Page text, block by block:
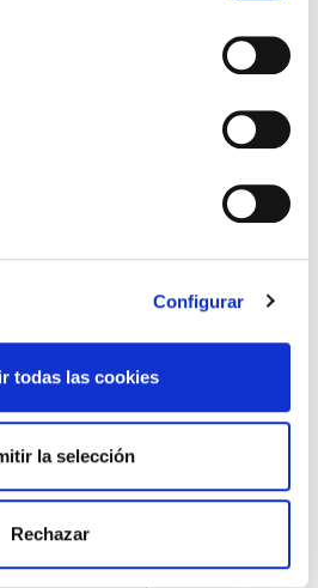
Configurar
todas las cookies
la selección
Rechazar
marcados con